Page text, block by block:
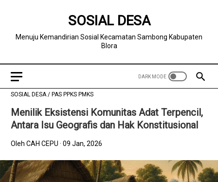
SOSIAL DESA
Menuju Kemandirian Sosial Kecamatan Sambong Kabupaten
Blora
SOSIAL DESA/ PAS PPKS PMKS
Menilik Eksistensi Komunitas Adat Terpencil,
Antara Isu Geografis dan Hak Konstitusional
Oleh CAH CEPU 09 Jan, 2026